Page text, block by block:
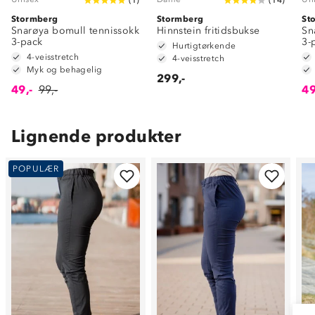
Stormberg
Snarøya bomull tennissokk
3-pack
4-veisstretch
Myk og behagelig
49,- 99,-
Stormberg
Hinnstein fritidsbukse
Hurtigtørkende
4-veisstretch
299,-
3-
Lignende produkter
POPULÆR